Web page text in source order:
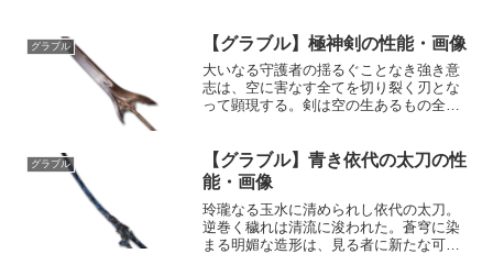
異なる命。王の力はお前を孤独にする。
その覚悟があるのなら……...
グラブル 【グラブル】極神剣の性能・画像
大いなる守護者の揺るぐことなき強き意
志は、空に害なす全てを切り裂く刃とな
って顕現する。剣は空の生あるもの全て
MAXLv2302690150奥義絶対魔滅神域敵
に土属性5....
グラブル
【グラブル】青き依代の太刀の性
能・画像
玲瓏なる玉水に清められし依代の太刀。
逆巻く穢れは清流に浚われた。蒼穹に染
まる明媚な造形は、見る者に新たな可能